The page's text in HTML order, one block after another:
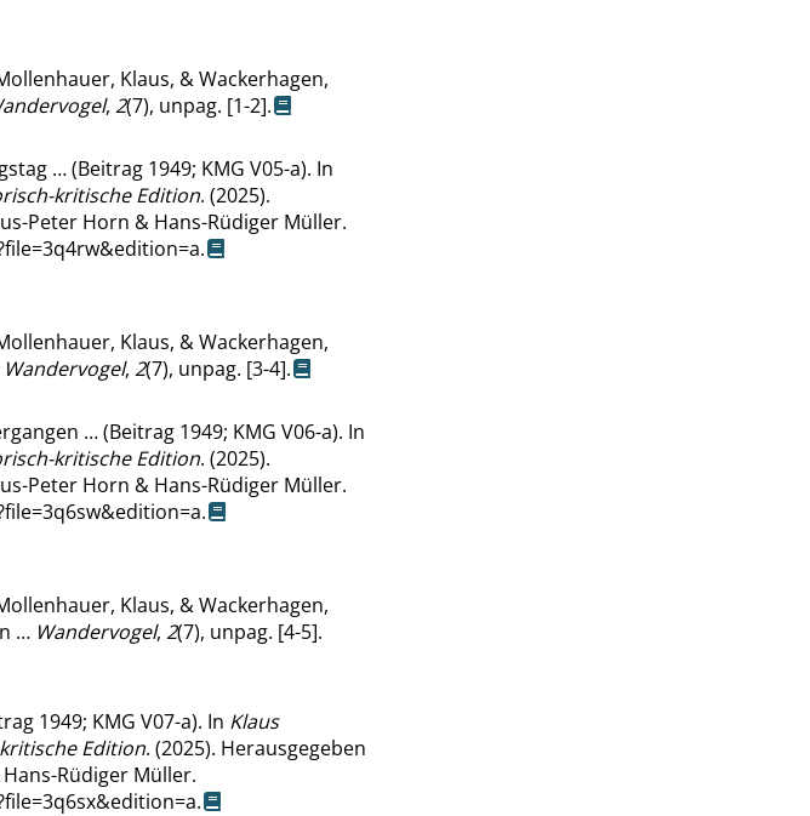
Klaus, & Wackerhagen,
, 2(7), unpag. [1-2].
… (Beitrag 1949; KMG V05-a). In
kritische Edition. (2025).
Peter Horn & Hans-Rüdiger Müller.
.
Klaus, & Wackerhagen,
Wandervogel, 2(7), unpag. [3-4].
… (Beitrag 1949; KMG V06-a). In
kritische Edition. (2025).
Peter Horn & Hans-Rüdiger Müller.
.
Klaus, & Wackerhagen,
… Wandervogel, 2(7), unpag. [4-5].
1949; KMG V07-a). In Klaus
Edition. (2025). Herausgegeben
Rüdiger Müller.
.